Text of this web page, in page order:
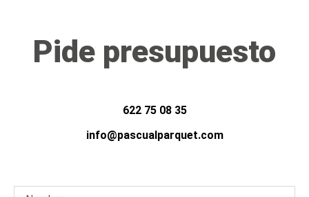
Pide presupuesto
622 75 08 35
info@pascualparquet.com